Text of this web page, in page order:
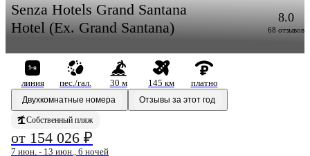
Senza Hotels Grand Santana
Hotel (Ex. Grand Santana)
8.0
68 отзывов
линия пес./гал. 30 м 145 км
платно
Двухкомнатные номера
Отзывы за этот год
Собственный пляж
от 154 026 ₽
7 июн. - 13 июн., 6 ночей